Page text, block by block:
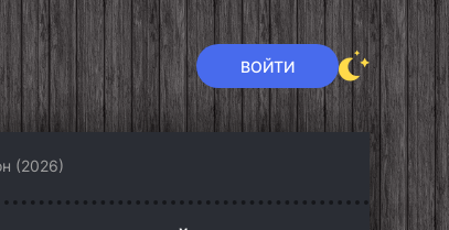
ВОЙТИ
(2026)